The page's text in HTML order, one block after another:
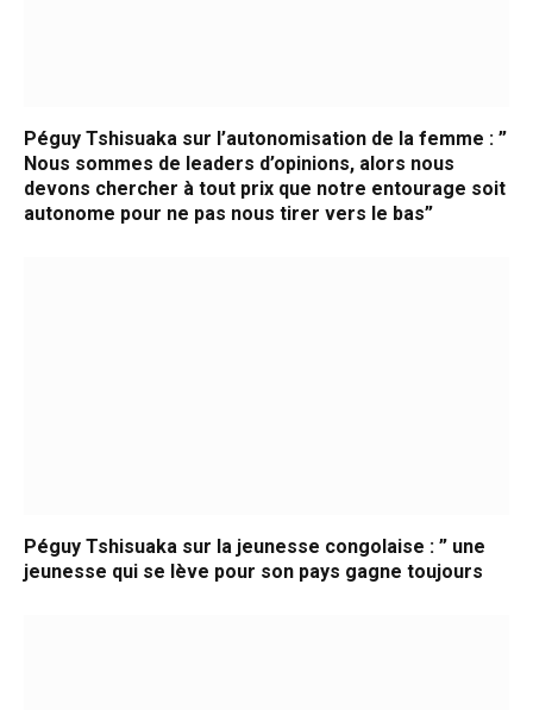
Péguy Tshisuaka sur l’autonomisation de la femme : ”
Nous sommes de leaders d’opinions, alors nous
devons chercher à tout prix que notre entourage soit
autonome pour ne pas nous tirer vers le bas”
Péguy Tshisuaka sur la jeunesse congolaise : ” une
jeunesse qui se lève pour son pays gagne toujours